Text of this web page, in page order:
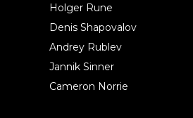
Holger Rune
Denis Shapovalov
Andrey Rublev
Jannik Sinner
Cameron Norrie